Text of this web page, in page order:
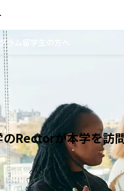
ム 留学生の方へ
Rectorが本学を訪